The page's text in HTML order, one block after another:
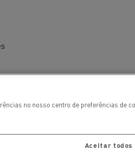
no nosso centro de preferências de
Aceitar todos